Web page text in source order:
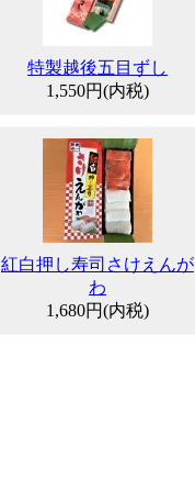
特製越後五目ずし
1,550円(内税)
紅白押し寿司さけえんが
わ
1,680円(内税)